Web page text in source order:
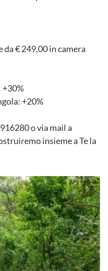
€ 249,00 in camera
+30%
+20%
o via mail a
insieme a Te la